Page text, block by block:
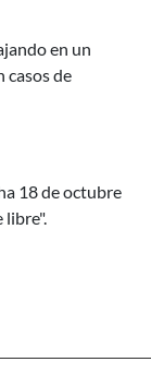
casos de
libre".